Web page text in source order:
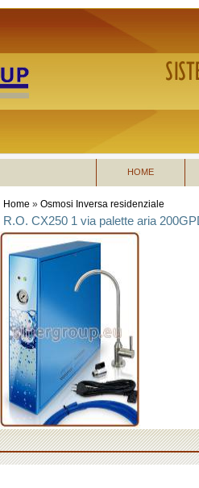
HOME
Home » Osmosi Inversa residenziale
R.O. CX250 1 via palette aria